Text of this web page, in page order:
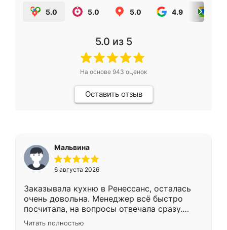
5.0 5.0 5.0 4.9
5.0 из 5
На основе 943 оценок
Оставить отзыв
Мальвина
6 августа 2026
Заказывала кухню в Ренессанс, осталась
очень довольна. Менеджер всё быстро
посчитала, на вопросы отвечала сразу.
Замерщик приехал в субботу, подошёл к
Читать полностью